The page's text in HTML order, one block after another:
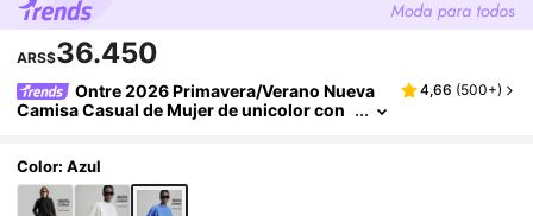
ARS$36.450
Ontre 2026 Primavera/Verano Nueva
Camisa Casual de Mujer de unicolor con
suales para Oficina, Cita, Fiesta, Invitada de B
oda, Cumpleaños, Atuendo de Maestra
4,66 (500+)
Color: Azul